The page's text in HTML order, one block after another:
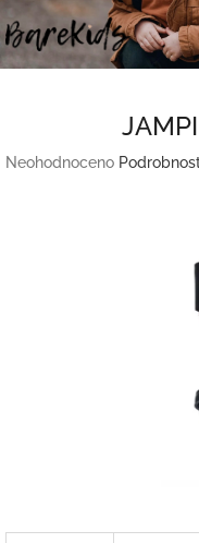
Přejít
na
obsah
Průměrné
Neohodnoceno